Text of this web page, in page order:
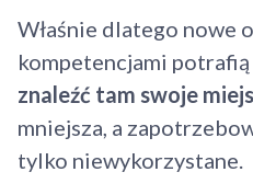
Właśnie dlatego nowe
kompetencjami potrafią
znaleźć tam swoje
mniejsza, a
tylko niewykorzystane.